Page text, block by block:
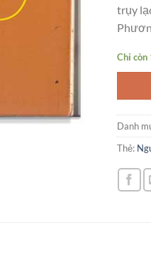
trụy
Chỉ còn
Danh
Thẻ: